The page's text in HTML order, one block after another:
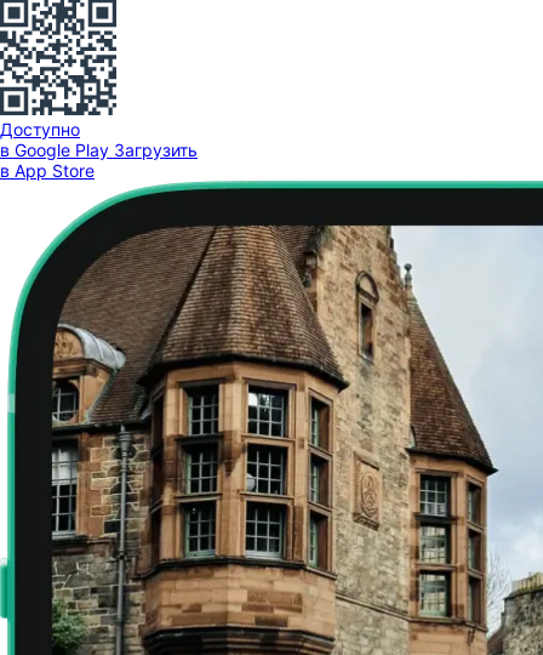
Доступно
в Google Play Загрузить
в App Store